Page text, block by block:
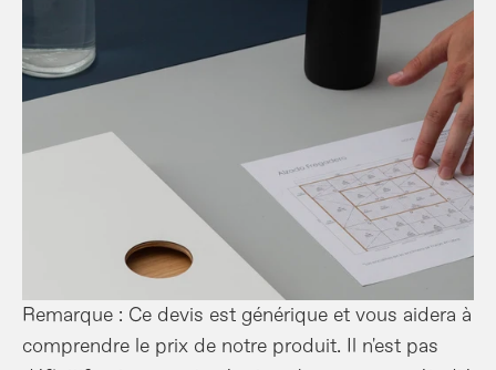
Remarque : Ce devis est générique et vous aidera à
comprendre le prix de notre produit. Il n'est pas